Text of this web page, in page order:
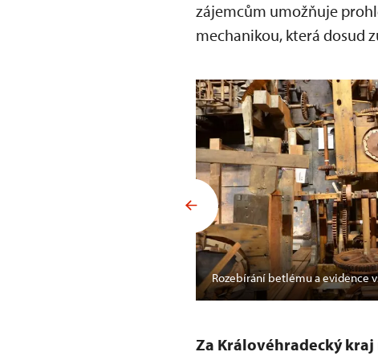
zájemcům umožňuje
mechanikou, která dosud
Rozebírání betlému a evidence
Za Královéhradecký